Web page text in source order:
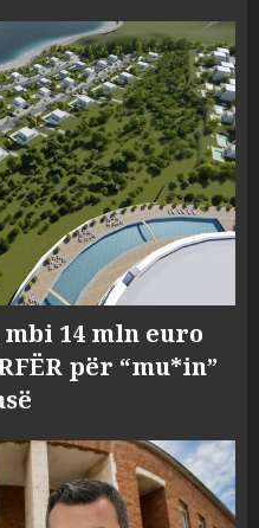
14 mln euro
për “mu*in”